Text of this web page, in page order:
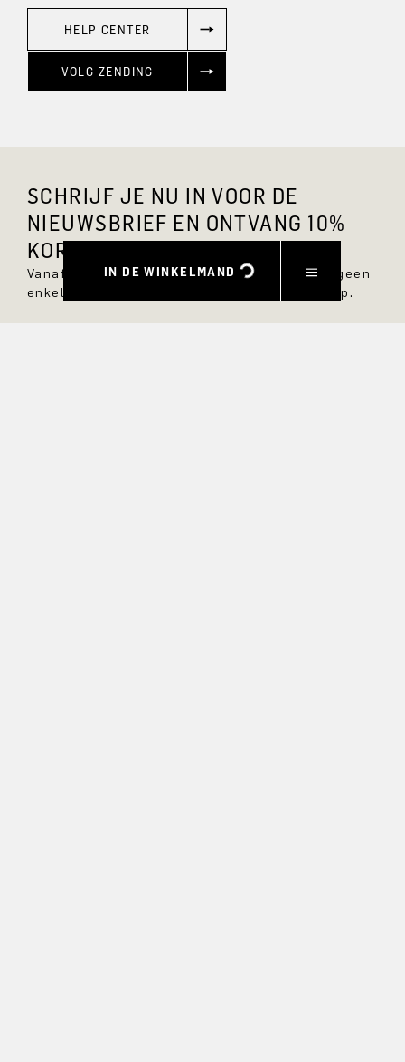
IN DE WINKELMAND
HELP CENTER
VOLG ZENDING
SCHRIJF JE NU IN VOOR DE
NIEUWSBRIEF EN ONTVANG 10%
KORTING.
Vanaf nu ben je altijd op de hoogte en mis je geen
enkele nieuwe stijl in de DRYKORN online shop.